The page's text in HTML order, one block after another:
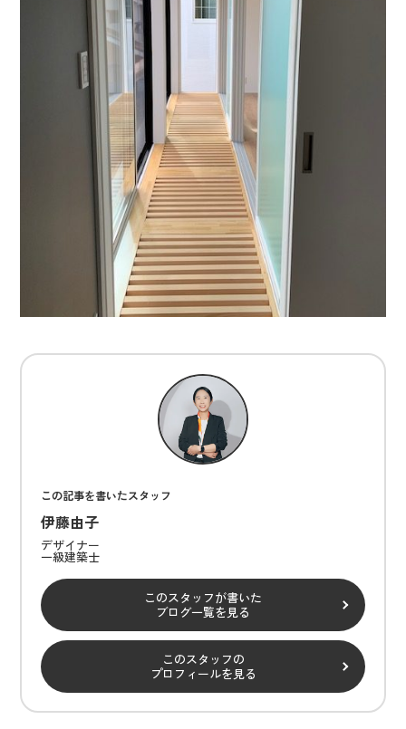
この記事を書いたスタッフ
伊藤由子
デザイナー
一級建築士
このスタッフが書いた
ブログ一覧を見る
このスタッフの
プロフィールを見る